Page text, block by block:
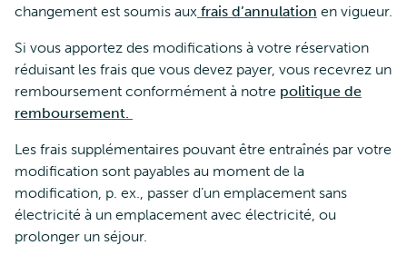
changement est soumis aux frais d’annulation en vigueur.
Si vous apportez des modifications à votre réservation
réduisant les frais que vous devez payer, vous recevrez un
remboursement conformément à notre politique de
remboursement.
Les frais supplémentaires pouvant être entraînés par votre
modification sont payables au moment de la
modification, p. ex., passer d’un emplacement sans
électricité à un emplacement avec électricité, ou
prolonger un séjour.